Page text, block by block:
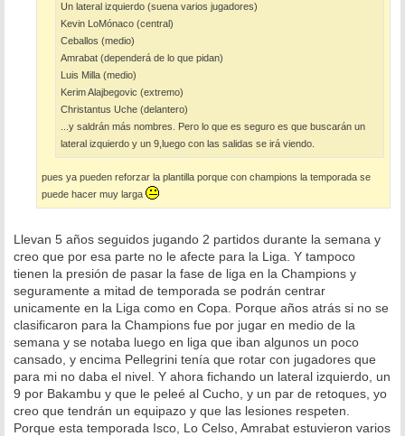
Un lateral izquierdo (suena varios jugadores)
Kevin LoMónaco (central)
Ceballos (medio)
Amrabat (dependerá de lo que pidan)
Luis Milla (medio)
Kerim Alajbegovic (extremo)
Christantus Uche (delantero)
...y saldrán más nombres. Pero lo que es seguro es que buscarán un
lateral izquierdo y un 9,luego con las salidas se irá viendo.
pues ya pueden reforzar la plantilla porque con champions la temporada se
puede hacer muy larga
Llevan 5 años seguidos jugando 2 partidos durante la semana y
creo que por esa parte no le afecte para la Liga. Y tampoco
tienen la presión de pasar la fase de liga en la Champions y
seguramente a mitad de temporada se podrán centrar
unicamente en la Liga como en Copa. Porque años atrás si no se
clasificaron para la Champions fue por jugar en medio de la
semana y se notaba luego en liga que iban algunos un poco
cansado, y encima Pellegrini tenía que rotar con jugadores que
para mi no daba el nivel. Y ahora fichando un lateral izquierdo, un
9 por Bakambu y que le peleé al Cucho, y un par de retoques, yo
creo que tendrán un equipazo y que las lesiones respeten.
Porque esta temporada Isco, Lo Celso, Amrabat estuvieron varios